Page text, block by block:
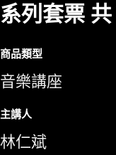
系列套票
商品類型
音樂講座
主講人
林仁斌